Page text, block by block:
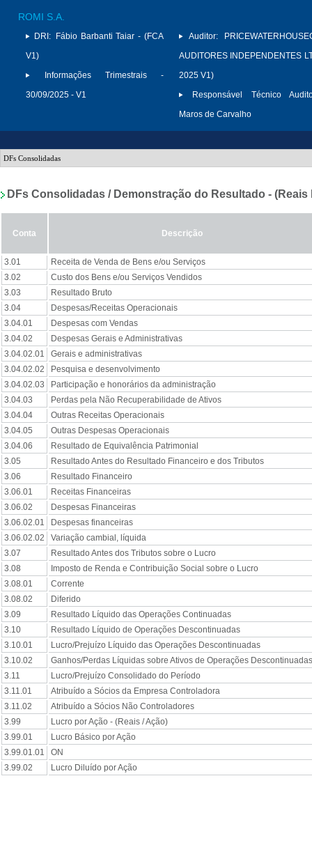
ROMI S.A.
DRI:
Fábio Barbanti Taiar - (FCA
V1)
Informações Trimestrais -
30/09/2025 - V1
Auditor:
AUDITORES INDEPENDENTES
2025 V1)
Responsável Técnico
Maros de Carvalho